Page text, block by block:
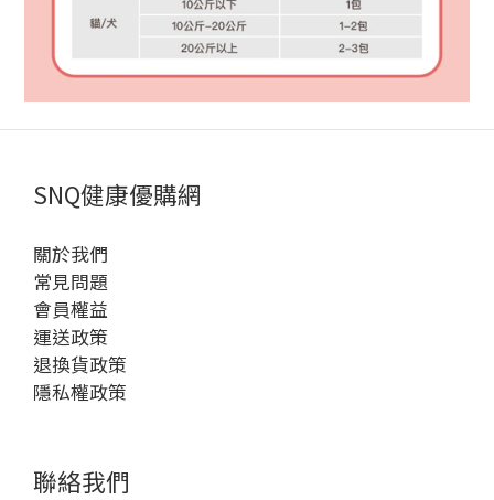
SNQ健康優購網
關於我們
常見問題
會員權益
運送政策
退換貨政策
隱私權政策
聯絡我們